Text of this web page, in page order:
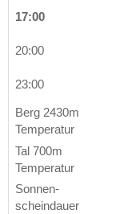
17:00
20:00
23:00
Berg 2430m
Temperatur
Tal 700m
Temperatur
Sonnen-
scheindauer